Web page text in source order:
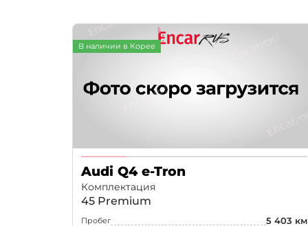
В наличии в Корее
Audi Q4 e-Tron
Комплектация
45 Premium
Пробег 5 403 км